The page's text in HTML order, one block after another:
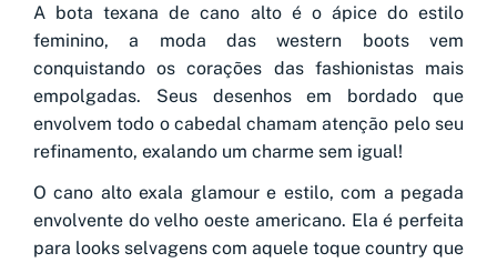
A bota texana de cano alto é o ápice do estilo
feminino, a moda das western boots vem
conquistando os corações das fashionistas mais
empolgadas. Seus desenhos em bordado que
envolvem todo o cabedal chamam atenção pelo seu
refinamento, exalando um charme sem igual!
O cano alto exala glamour e estilo, com a pegada
envolvente do velho oeste americano. Ela é perfeita
para looks selvagens com aquele toque country que